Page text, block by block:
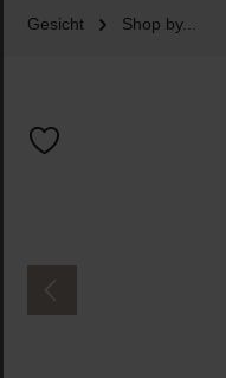
Gesicht Shop by...